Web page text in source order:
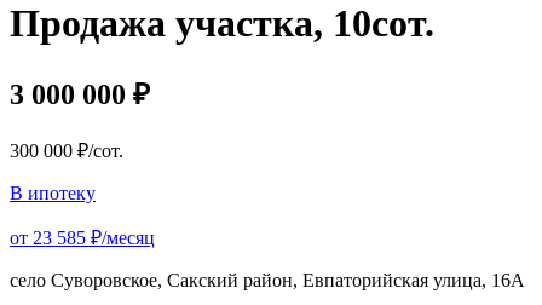
Продажа участка, 10сот.
3 000 000 ₽
300 000 ₽/сот.
В ипотеку
от 23 585 ₽/месяц
село Суворовское, Сакский район, Евпаторийская улица, 16А